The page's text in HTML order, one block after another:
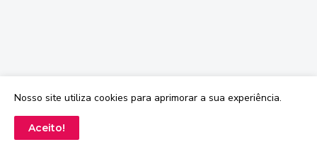
Nosso site utiliza cookies para aprimorar a sua experiência.
Aceito!